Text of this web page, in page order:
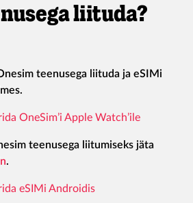
liituda?
teenusega liituda ja eSIMi
.
OneSim’i Apple Watch’ile
teenusega liitumiseks jäta
.
eSIMi Androidis